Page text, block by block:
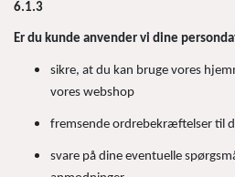
6.1.3
Er du kunde anvender vi dine
sikre, at du kan bruge vores
vores webshop
fremsende ordrebekræftelser til
svare på dine eventuelle